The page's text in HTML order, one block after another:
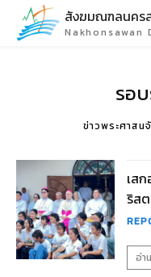
สังฆมณฑลนคร
Nakhonsawan
รอ
ข่าวพระศาสน
เส
ริส
อ่า